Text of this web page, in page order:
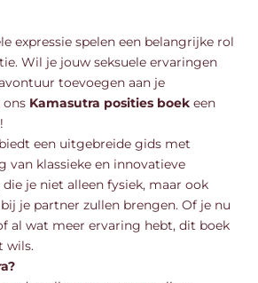
expressie spelen een belangrijke rol
Wil je jouw seksuele ervaringen
toevoegen aan je
ons Kamasutra posities boek een
een uitgebreide gids met
van klassieke en innovatieve
je niet alleen fysiek, maar ook
je partner zullen brengen. Of je nu
al wat meer ervaring hebt, dit boek
wils.